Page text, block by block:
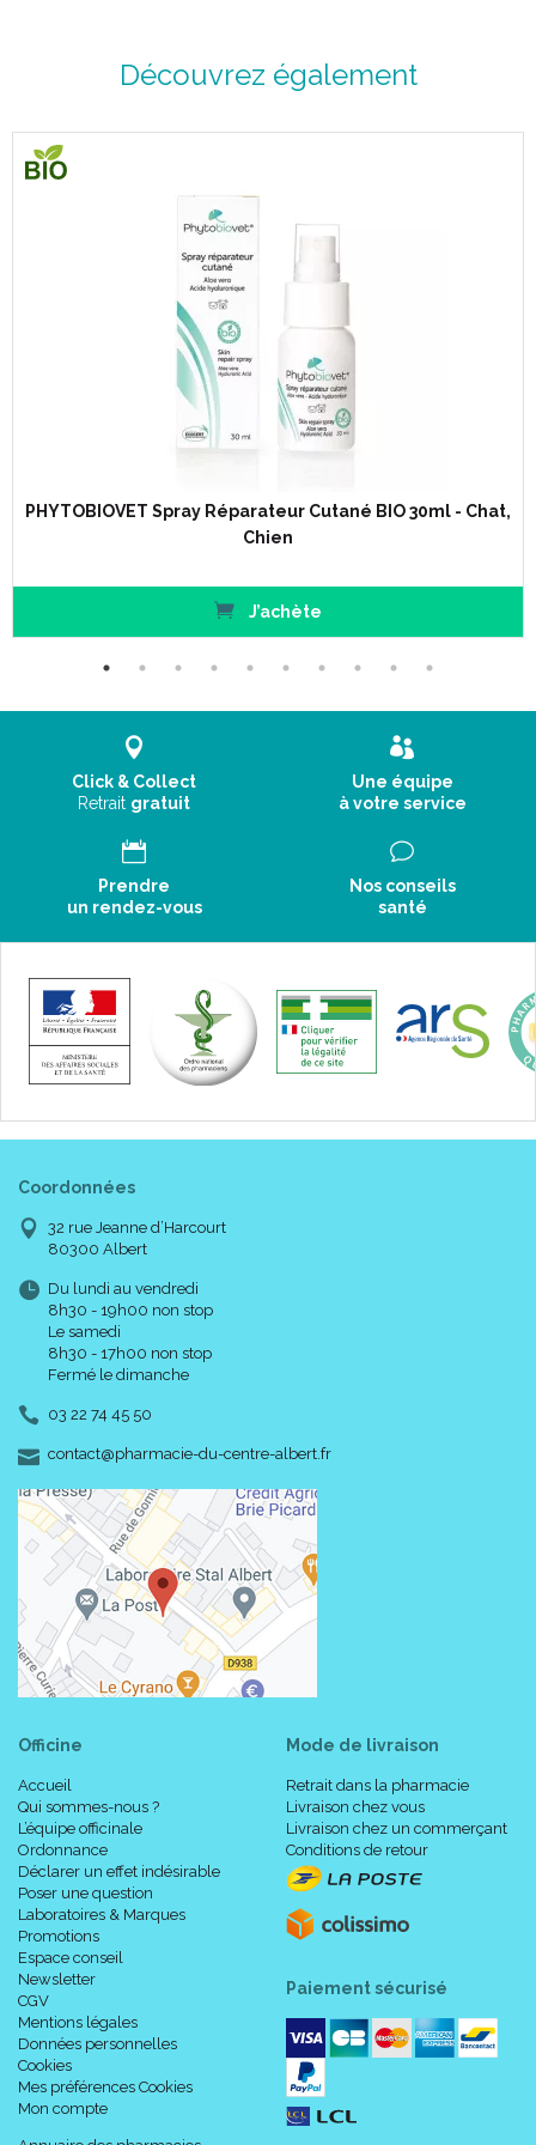
Découvrez également
PHYTOBIOVET Spray Réparateur Cutané BIO 30ml - Chat,
Chien
J’achète
Click & Collect
Retrait gratuit
Une équipe
à votre service
Prendre
un rendez-vous
Nos conseils
santé
Coordonnées
32 rue Jeanne d’Harcourt
80300 Albert
Du lundi au vendredi
8h30 - 19h00 non stop
Le samedi
8h30 - 17h00 non stop
Fermé le dimanche
03 22 74 45 50
contact-
@-
pharmacie-du-centre-albert.fr
Officine
Accueil
Qui sommes-nous ?
L’équipe officinale
Ordonnance
Déclarer un effet indésirable
Poser une question
Laboratoires & Marques
Promotions
Espace conseil
Newsletter
CGV
Mentions légales
Données personnelles
Cookies
Mes préférences Cookies
Mon compte
Mode de livraison
Retrait dans la pharmacie
Livraison chez vous
Livraison chez un commerçant
Conditions de retour
Paiement sécurisé